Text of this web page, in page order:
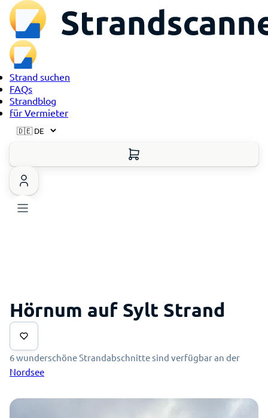
Strand suchen
FAQs
Strandblog
für Vermieter
Hörnum auf Sylt Strand
6 wunderschöne Strandabschnitte sind verfügbar an der
Nordsee